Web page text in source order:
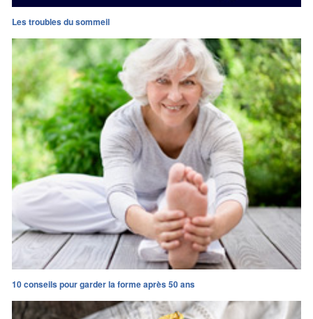
Les troubles du sommeil
10 conseils pour garder la forme après 50 ans